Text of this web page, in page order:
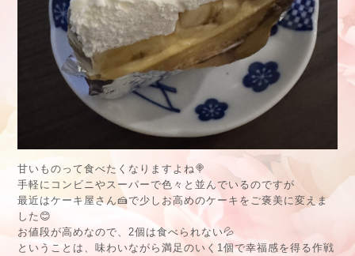
甘いものって食べたくなりますよね🍭
手軽にコンビニやスーパーで色々と並んでいるのですが
最近はケーキ屋さん🍰で少しお高めのケーキをご褒美に変えま
した 😊
お値段が高めなので、2個は食べられない💦
ということは、味わいながら満足のいく1個で幸福感を得る作戦